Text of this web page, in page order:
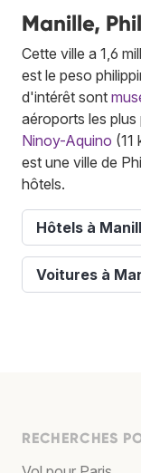
Manille,
Cette ville a 1,6
est le peso
d'intérêt sont
aéroports les
Ninoy-Aquino (11
est une ville de
hôtels.
Hôtels à
Voitures à
RECHERCHES